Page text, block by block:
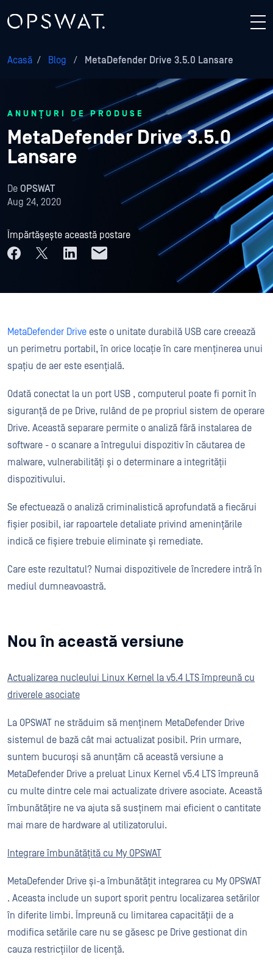
Acasă / Blog / MetaDefender Drive 3.5.0 Lansare
ANUNȚURI DE PRODUSE
MetaDefender Drive 3.5.0
Lansare
De OPSWAT
Aug 24, 2020
Împărtășește această postare
MetaDefender Drive este o unitate durabilă USB care creează
un perimetru portabil, în orice locație în care menținerea unui
spațiu de aer este esențială.
Odată conectat la un port USB , computerul poate fi pornit în
siguranță de pe Drive, rulând de pe propriul sistem de operare
Drive. Această separare permite o analiză fără instalarea de
software - o scanare a întregului dispozitiv în căutarea de
malware, vulnerabilități și o determinare a integrității
dispozitivului.
Se efectuează o analiză criminalistică aprofundată a fiecărui
fișier posibil, iar rapoartele detaliate privind amenințările
indică ce fișiere trebuie eliminate și remediate.
Care este rezultatul? Numai dispozitivele de încredere intră în
mediul dumneavoastră.
Nou în această versiune
Actualizarea nucleului Linux Kernel la v5.4 LTS împreună cu
driverele asociate
La OPSWAT ne străduim să menținem MetaDefender Drive
sistemul de bază cât mai actualizat posibil. Prin urmare,
suntem bucuroși să anunțăm că această versiune a
MetaDefender Drive a preluat Linux Kernel v5.4 LTS împreună
cu multe dintre cele mai actualizate drivere asociate. Această
îmbunătățire ne va ajuta să susținem mai eficient o cantitate
mai mare de hardware al utilizatorului.
Integrare îmbunătățită cu My OPSWAT
MetaDefender Drive și-a îmbunătățit integrarea cu My OPSWAT
. Aceasta include un suport sporit pentru localizarea setărilor
în diferite limbi. Împreună cu limitarea capacității de a
modifica setările care nu se găsesc pe Drive gestionat din
cauza restricțiilor de licență.